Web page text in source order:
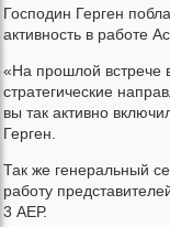
Господин Герген
активность в работе
«На прошлой встрече
стратегические
вы так активно
Герген.
Так же генеральный
работу
3 АЕР.